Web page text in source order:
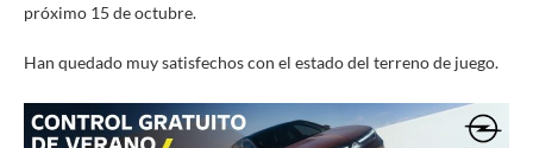
próximo 15 de octubre.
Han quedado muy satisfechos con el estado del terreno de juego.